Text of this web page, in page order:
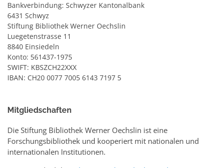
Bankverbindung: Schwyzer Kantonalbank
6431 Schwyz
Stiftung Bibliothek Werner Oechslin
Luegetenstrasse 11
8840 Einsiedeln
Konto: 561437-1975
SWIFT: KBSZCH22XXX
IBAN: CH20 0077 7005 6143 7197 5
Mitgliedschaften
Die Stiftung Bibliothek Werner Oechslin ist eine
Forschungsbibliothek und kooperiert mit nationalen und
internationalen Institutionen.